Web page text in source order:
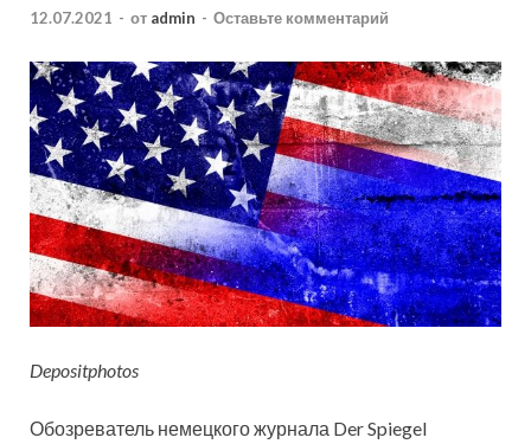
12.07.2021 - от admin - Оставьте комментарий
Depositphotos
Обозреватель немецкого журнала Der Spiegel